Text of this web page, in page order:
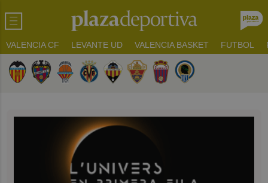
VALENCIA CF LEVANTE UD VALENCIA BASKET FUTBOL